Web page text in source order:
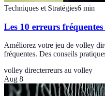
Techniques et Stratégies6 min
Les 10 erreurs
Améliorez votre jeu de volley
fréquentes. Des conseils
volley directerreurs au volley
Aug 8